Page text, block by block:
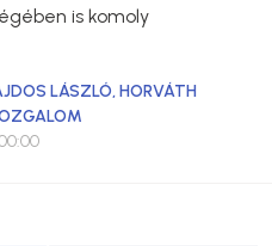
is komoly
LÁSZLÓ,HORVÁTH